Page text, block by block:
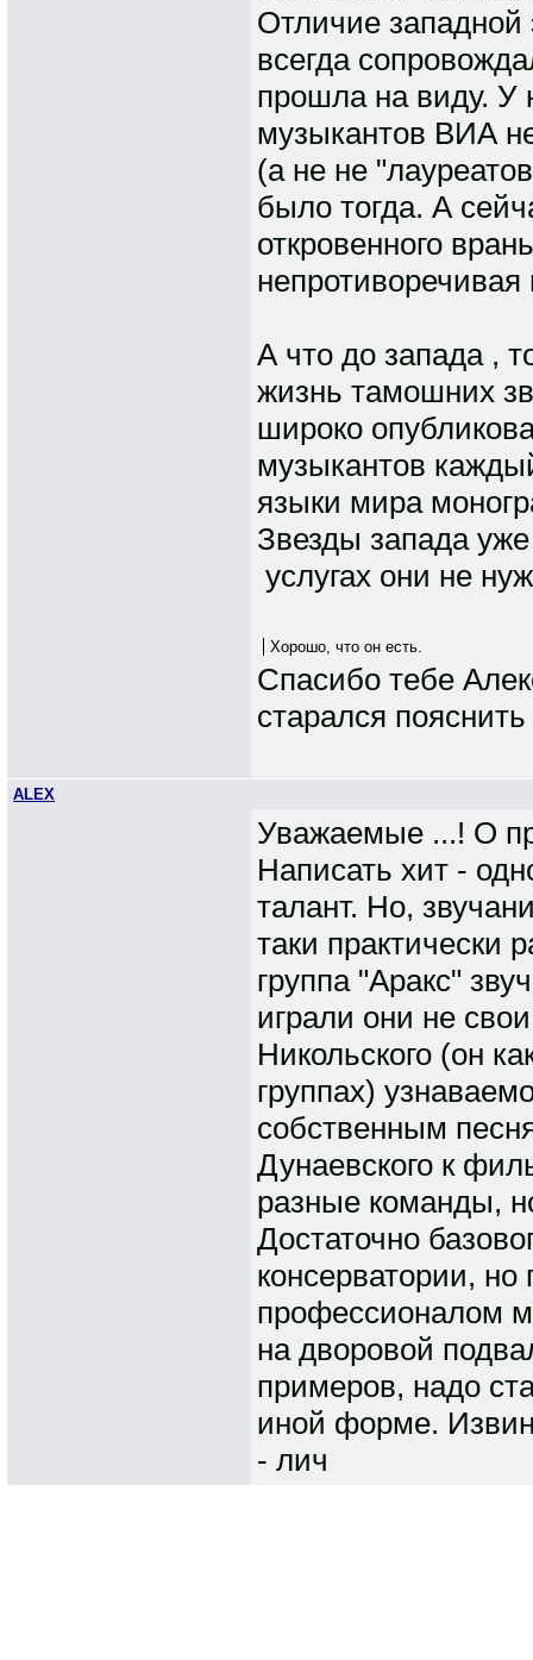
Отличие западной
всегда
прошла на виду. У
музыкантов ВИА
(а не не
было тогда. А
откровенного
А что до запада ,
жизнь тамошних
широко
музыкантов
языки мира
Звезды запада
услугах они не
Хорошо, что он есть.
Спасибо тебе
старался
ALEX
Уважаемые ...! О
Написать хит -
талант. Но,
таки практически
группа "Аракс"
играли они не
Никольского (он
группах)
собственным
Дунаевского к
разные команды,
Достаточно
консерватории, но
профессионалом
на дворовой
примеров, надо
иной форме.
- лич